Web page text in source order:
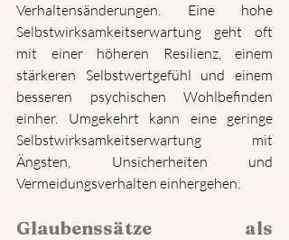
Verhaltensänderungen. Eine hohe
Selbstwirksamkeitserwartung geht oft
mit einer höheren Resilienz, einem
stärkeren Selbstwertgefühl und einem
besseren psychischen Wohlbefinden
einher. Umgekehrt kann eine geringe
Selbstwirksamkeitserwartung mit
Ängsten, Unsicherheiten und
Vermeidungsverhalten einhergehen.
Glaubenssätze als